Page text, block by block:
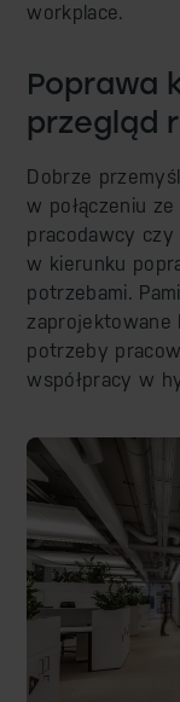
workplace.
Poprawa
przegląd
Dobrze
w połączeniu
pracodawcy
w kierunku
potrzebami.
zaprojektowane
potrzeby
współpracy w